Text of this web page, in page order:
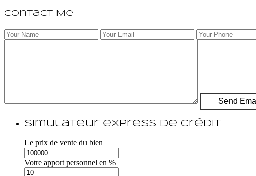
Contact Me
Simulateur express de crédit
Le prix de vente du bien
Votre apport personnel en %